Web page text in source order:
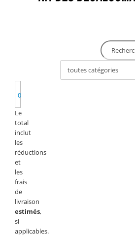
0
Le
total
inclut
les
réductions
et
les
frais
de
livraison
estimés,
si
applicables.